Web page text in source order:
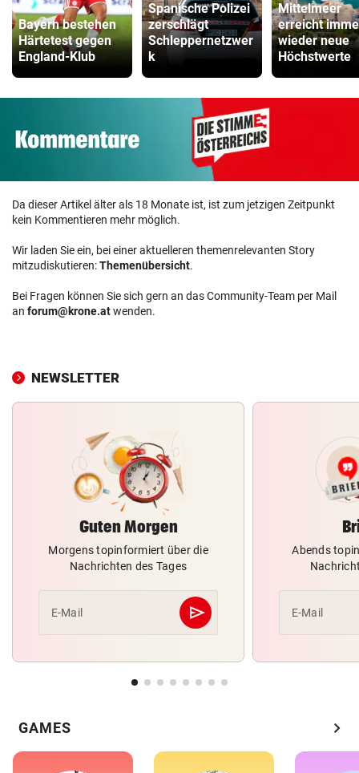
Bayern bestehen
Härtetest gegen
England-Klub
Spanische Polizei
zerschlägt
Schleppernetzwer
k
Mittelmeer
erreicht
wieder neue
Höchstwerte
Da dieser Artikel älter als 18 Monate ist, ist zum jetzigen Zeitpunkt
kein Kommentieren mehr möglich.
Wir laden Sie ein, bei einer aktuelleren themenrelevanten Story
mitzudiskutieren:Themenübersicht.
Bei Fragen können Sie sich gern an das Community-Team per Mail
an forum@krone.atwenden.
NEWSLETTER
Guten Morgen
Morgens topinformiert über die
Nachrichten des Tages
E-Mail send
Abschicken
Abends
E-Mail
GAMES chevron_right